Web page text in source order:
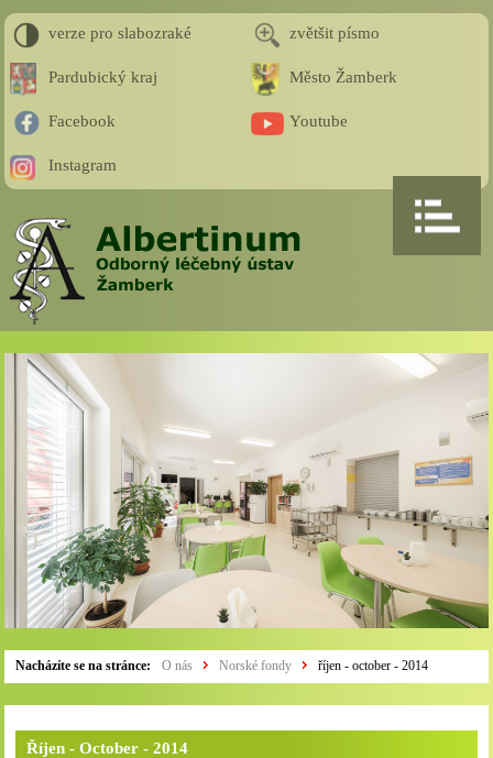
verze pro slabozraké zvětšit písmo
Pardubický kraj Město Žamberk
Facebook Youtube
Instagram
Nacházíte se na stránce: O nás Norské fondy říjen - october - 2014
Říjen - October - 2014